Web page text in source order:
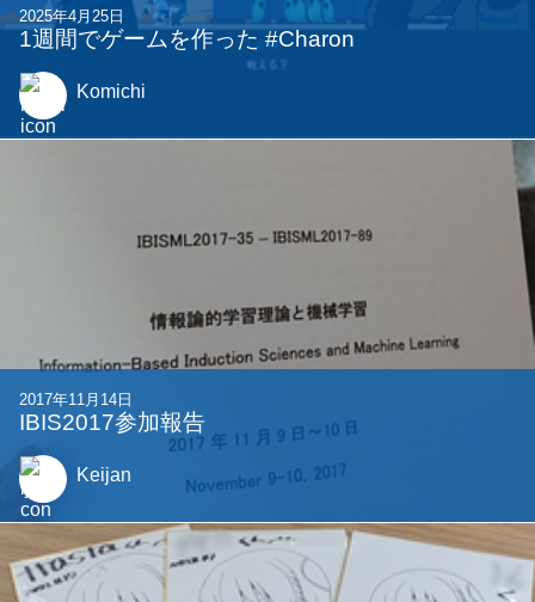
2025年4月25日
1週間でゲームを作った #Charon
Komichi
2017年11月14日
IBIS2017参加報告
Keijan